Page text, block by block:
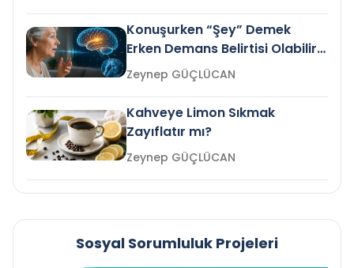
Konuşurken “Şey” Demek
Erken Demans Belirtisi Olabilir
mi?
Zeynep GÜÇLÜCAN
Kahveye Limon Sıkmak
Zayıflatır mı?
Zeynep GÜÇLÜCAN
Sosyal Sorumluluk Projeleri